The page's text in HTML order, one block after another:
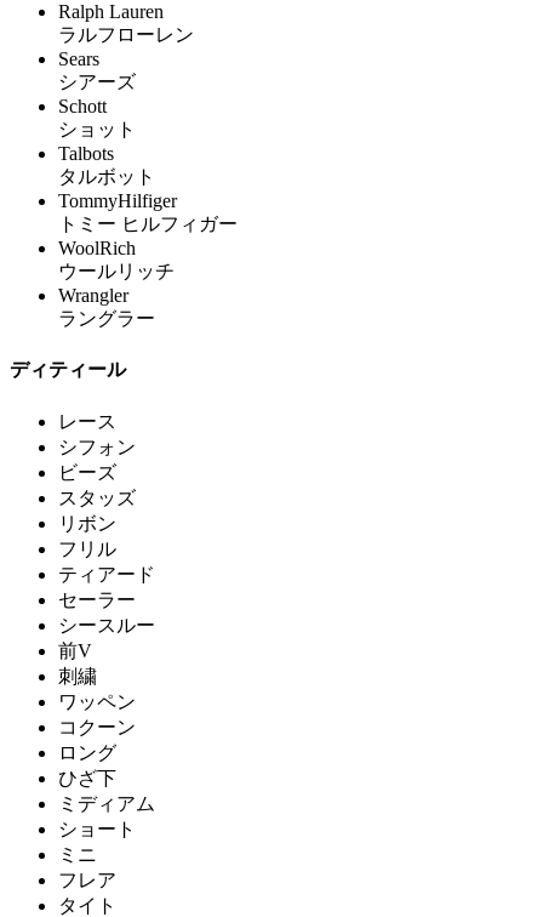
Ralph Lauren
ラルフローレン
Sears
シアーズ
Schott
ショット
Talbots
タルボット
TommyHilfiger
トミー ヒルフィガー
WoolRich
ウールリッチ
Wrangler
ラングラー
ディティール
レース
シフォン
ビーズ
スタッズ
リボン
フリル
ティアード
セーラー
シースルー
前V
刺繍
ワッペン
コクーン
ロング
ひざ下
ミディアム
ショート
ミニ
フレア
タイト